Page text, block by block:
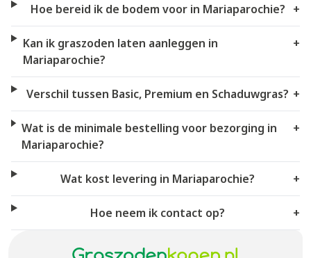
Hoe bereid ik de bodem voor in Mariaparochie? +
Kan ik graszoden laten aanleggen in
Mariaparochie?
+
Verschil tussen Basic, Premium en Schaduwgras? +
Wat is de minimale bestelling voor bezorging in
Mariaparochie?
+
Wat kost levering in Mariaparochie? +
Hoe neem ik contact op? +